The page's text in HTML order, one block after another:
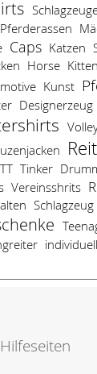
Pferderassen
Caps Katzen
Horse Kitten
Kunst
Designerzeug
TT Tinker
Vereinsshrits
Schlagzeug
Hilfeseiten